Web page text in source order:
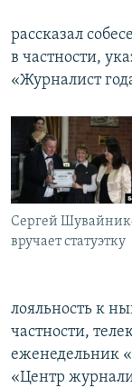
рассказал
в частности,
«Журналист
Сергей
вручает статуэтку
лояльность к
частности,
еженедельник
«Центр